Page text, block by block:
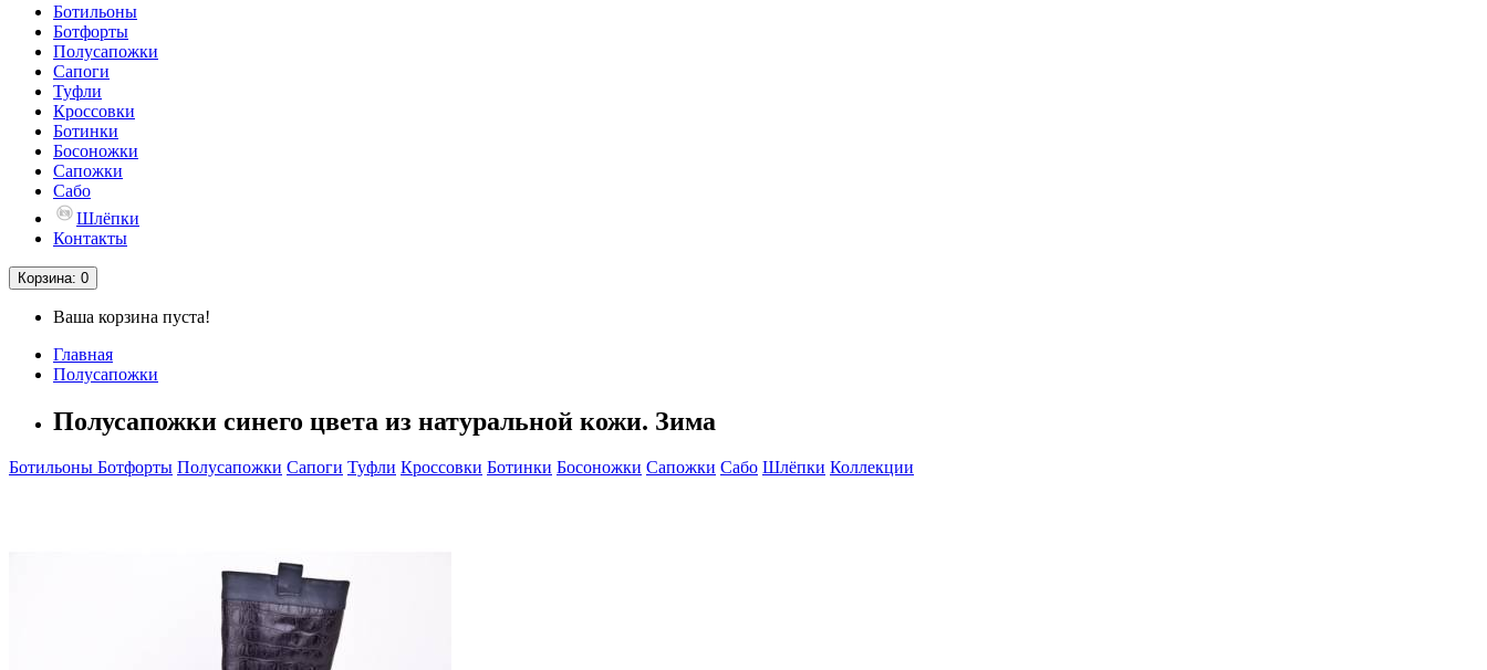
Ботильоны
Ботфорты
Полусапожки
Сапоги
Туфли
Кроссовки
Ботинки
Босоножки
Сапожки
Сабо
Шлёпки
Контакты
Корзина: 0
Ваша корзина пуста!
Главная
Полусапожки
Полусапожки синего цвета из натуральной кожи. Зима
Ботильоны Ботфорты Полусапожки Сапоги Туфли Кроссовки Ботинки Босоножки Сапожки Сабо Шлёпки Коллекции